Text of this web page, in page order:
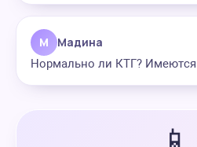
М Мадина
Нормально ли КТГ? Имеются